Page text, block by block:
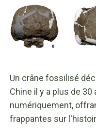
Un crâne fossilisé
Chine il y a plus de
numériquement,
frappantes sur